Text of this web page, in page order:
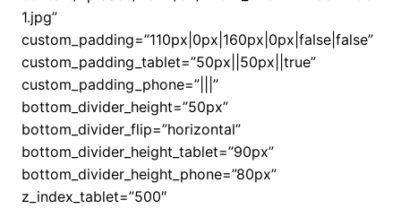
1.jpg”
custom_padding=”110px|0px|160px|0px|false|false”
custom_padding_tablet=”50px||50px||true”
custom_padding_phone=”|||”
bottom_divider_height=”50px”
bottom_divider_flip=”horizontal”
bottom_divider_height_tablet=”90px”
bottom_divider_height_phone=”80px”
z_index_tablet=”500″